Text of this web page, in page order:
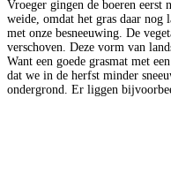
Vroeger gingen de boeren eerst
weide, omdat het gras daar
met onze besneeuwing. De
verschoven. Deze vorm van
Want een goede grasmat met
dat we in de herfst minder
ondergrond. Er liggen